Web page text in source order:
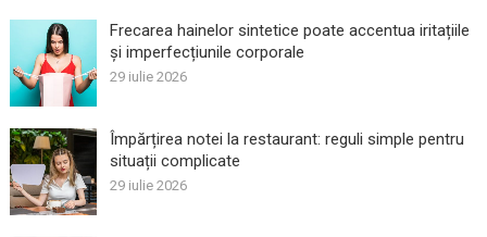
Frecarea hainelor sintetice poate accentua iritațiile
și imperfecțiunile corporale
29 iulie 2026
Împărțirea notei la restaurant: reguli simple pentru
situații complicate
29 iulie 2026